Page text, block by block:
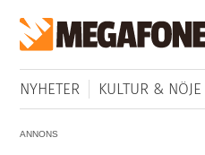
NYHETER KULTUR & NÖJE
ANNONS